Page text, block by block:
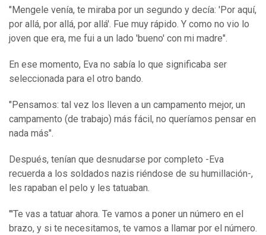
"Mengele venía, te miraba por un segundo y decía: 'Por aquí,
por allá, por allá, por allá'. Fue muy rápido. Y como no vio lo
joven que era, me fui a un lado 'bueno' con mi madre".
En ese momento, Eva no sabía lo que significaba ser
seleccionada para el otro bando.
"Pensamos: tal vez los lleven a un campamento mejor, un
campamento (de trabajo) más fácil, no queríamos pensar en
nada más".
Después, tenían que desnudarse por completo -Eva
recuerda a los soldados nazis riéndose de su humillación-,
les rapaban el pelo y les tatuaban.
"'Te vas a tatuar ahora. Te vamos a poner un número en el
brazo, y si te necesitamos, te vamos a llamar por el número.